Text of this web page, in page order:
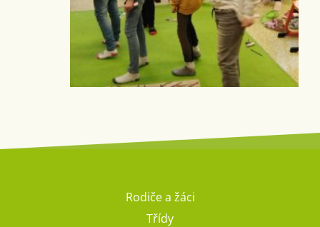
Rodiče a žáci
Třídy